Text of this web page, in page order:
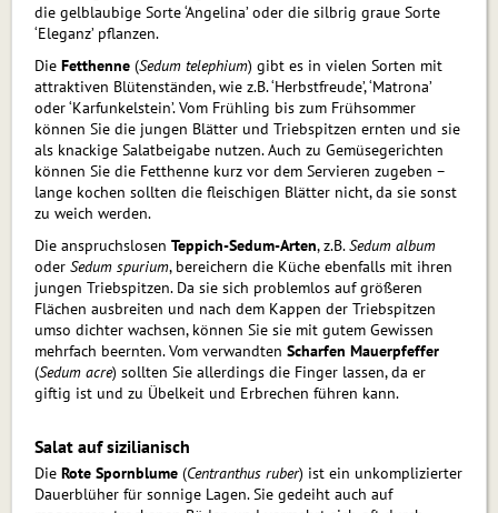
die gelblaubige Sorte ‘Angelina’ oder die silbrig graue Sorte
‘Eleganz’ pflanzen.
Die Fetthenne (Sedum telephium) gibt es in vielen Sorten mit
attraktiven Blüten­ständen, wie z.B. ‘Herbstfreude’, ‘Matrona’
oder ‘Karfunkelstein’. Vom Frühling bis zum Frühsommer
können Sie die jun­gen Blätter und Triebspitzen ernten und sie
als knackige Salatbeigabe nutzen. Auch zu Ge­mü­se­ge­rich­ten
können Sie die Fetthenne kurz vor dem Servieren zugeben –
lange kochen sollten die fleischigen Blätter nicht, da sie sonst
zu weich werden.
Die anspruchslosen Teppich-Sedum-Arten, z.B.Sedum album
oder Sedum spurium, bereichern die Küche ebenfalls mit ihren
jungen Triebspitzen. Da sie sich problemlos auf größeren
Flächen aus­breiten und nach dem Kappen der Triebspitzen
umso dichter wachsen, können Sie sie mit gutem Gewissen
mehrfach beernten. Vom verwandten Scharfen Mauerpfeffer
(Sedum acre) sollten Sie allerdings die Finger lassen, da er
giftig ist und zu Übelkeit und Erbrechen führen kann.
Salat auf sizilianisch
Die Rote Spornblume (Centranthus ruber) ist ein unkomplizierter
Dauerblüher für sonnige Lagen. Sie gedeiht auch auf